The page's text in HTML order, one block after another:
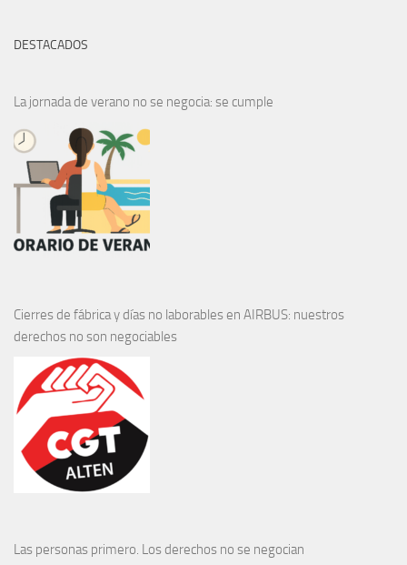
DESTACADOS
La jornada de verano no se negocia: se cumple
Cierres de fábrica y días no laborables en AIRBUS: nuestros
derechos no son negociables
Las personas primero. Los derechos no se negocian